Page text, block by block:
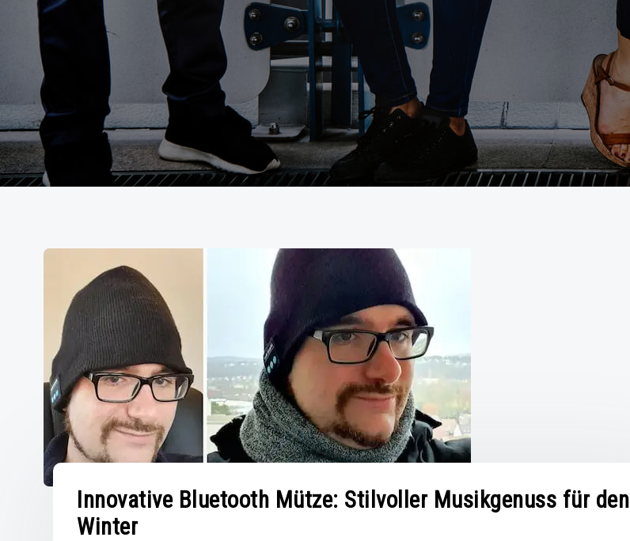
Innovative Bluetooth Mütze: Stilvoller Musikgenuss für den
Winter